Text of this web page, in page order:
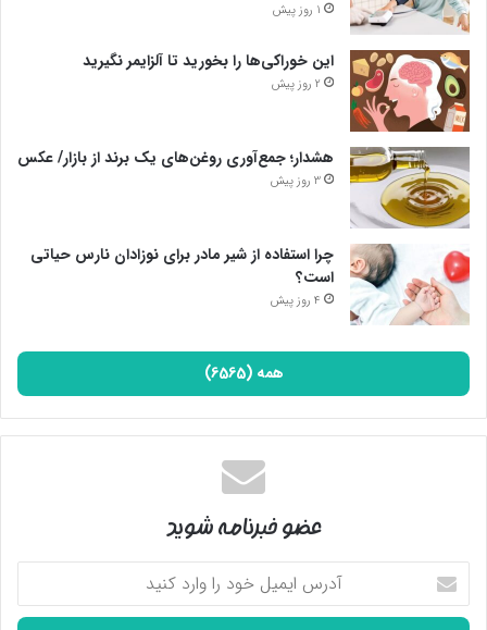
1 روز پیش
این خوراکی‌ها را بخورید تا آلزایمر نگیرید
2 روز پیش
هشدار؛ جمع‌آوری روغن‌های یک برند از بازار/ عکس
3 روز پیش
چرا استفاده از شیر مادر برای نوزادان نارس حیاتی
است؟
4 روز پیش
همه (6565)
عضو خبرنامه شوید
آدرس
ایمیل
خود